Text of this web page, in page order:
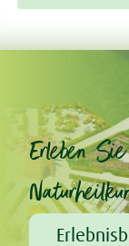
Erleben Sie